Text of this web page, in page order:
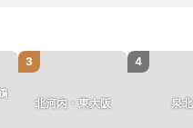
3
北河内・東大阪
4
泉北